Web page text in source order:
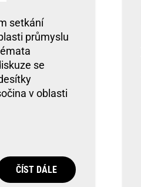
setkání
průmyslu
se
v oblasti
ČÍST DÁLE